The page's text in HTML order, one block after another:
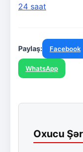
24 saat
Paylaş: Facebook
WhatsApp
Oxucu